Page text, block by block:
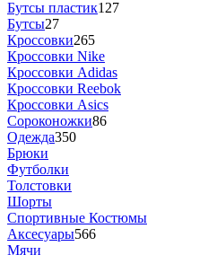
Бутсы пластик127
Бутсы27
Кроссовки265
Кроссовки Nike
Кроссовки Adidas
Кроссовки Reebok
Кроссовки Asics
Сороконожки86
Одежда350
Брюки
Футболки
Толстовки
Шорты
Спортивные Костюмы
Аксесуары566
Мячи